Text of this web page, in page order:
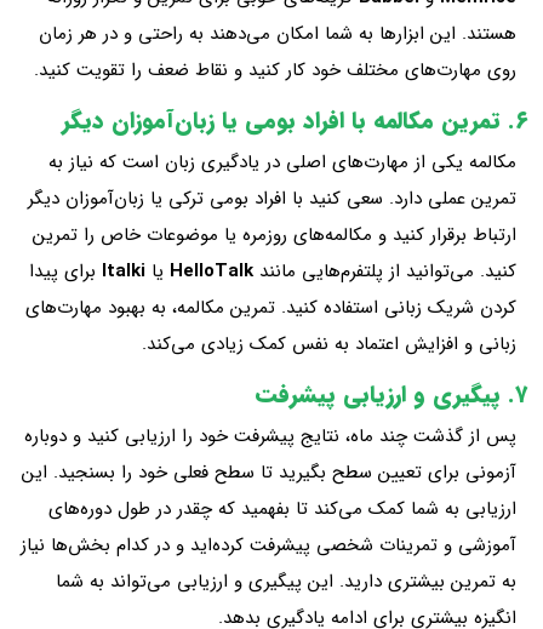
هستند. این ابزارها به شما امکان می‌دهند به راحتی و در هر زمان
روی مهارت‌های مختلف خود کار کنید و نقاط ضعف را تقویت کنید.
۶. تمرین مکالمه با افراد بومی یا زبان‌آموزان دیگر
مکالمه یکی از مهارت‌های اصلی در یادگیری زبان است که نیاز به
تمرین عملی دارد. سعی کنید با افراد بومی ترکی یا زبان‌آموزان دیگر
ارتباط برقرار کنید و مکالمه‌های روزمره یا موضوعات خاص را تمرین
کنید. می‌توانید از پلتفرم‌هایی مانند HelloTalk یا Italki برای پیدا
کردن شریک زبانی استفاده کنید. تمرین مکالمه، به بهبود مهارت‌های
زبانی و افزایش اعتماد به نفس کمک زیادی می‌کند.
۷. پیگیری و ارزیابی پیشرفت
پس از گذشت چند ماه، نتایج پیشرفت خود را ارزیابی کنید و دوباره
آزمونی برای تعیین سطح بگیرید تا سطح فعلی خود را بسنجید. این
ارزیابی به شما کمک می‌کند تا بفهمید که چقدر در طول دوره‌های
آموزشی و تمرینات شخصی پیشرفت کرده‌اید و در کدام بخش‌ها نیاز
به تمرین بیشتری دارید. این پیگیری و ارزیابی می‌تواند به شما
انگیزه بیشتری برای ادامه یادگیری بدهد.